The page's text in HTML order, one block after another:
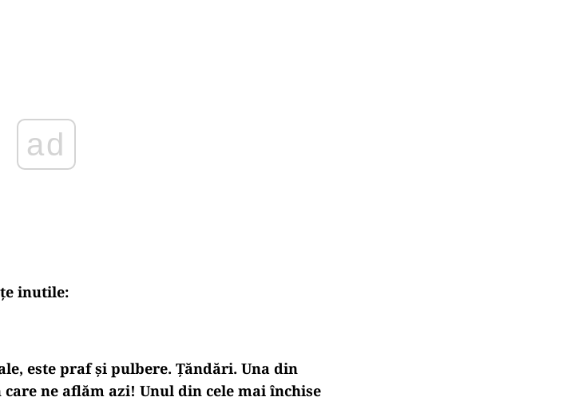
inutile:
este praf și pulbere. Țăndări. Una din
ne aflăm azi! Unul din cele mai închise